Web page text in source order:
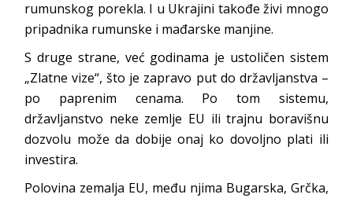
rumunskog porekla. I u Ukrajini takođe živi mnogo
pripadnika rumunske i mađarske manjine.
S druge strane, već godinama je ustoličen sistem
„Zlatne vize“, što je zapravo put do državljanstva –
po paprenim cenama. Po tom sistemu,
državljanstvo neke zemlje EU ili trajnu boravišnu
dozvolu može da dobije onaj ko dovoljno plati ili
investira.
Polovina zemalja EU, među njima Bugarska, Grčka,